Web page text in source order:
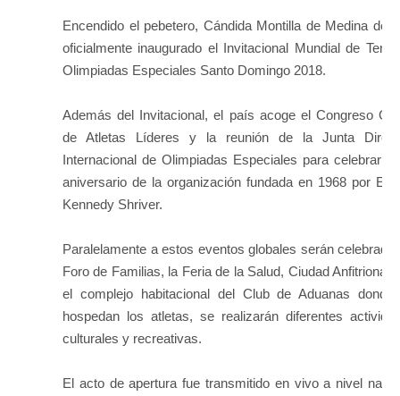
Encendido el pebetero, Cándida Montilla de Medina
oficialmente inaugurado el Invitacional Mundial de Tenis
Olimpiadas Especiales Santo Domingo 2018.
Además del Invitacional, el país acoge el Congreso
de Atletas Líderes y la reunión de la Junta
Internacional de Olimpiadas Especiales para celebrar el
aniversario de la organización fundada en 1968 por
Kennedy Shriver.
Paralelamente a estos eventos globales serán
Foro de Familias, la Feria de la Salud, Ciudad Anfitriona
el complejo habitacional del Club de Aduanas donde
hospedan los atletas, se realizarán diferentes
culturales y recreativas.
El acto de apertura fue transmitido en vivo a nivel